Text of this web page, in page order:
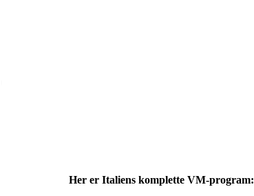
Her er Italiens komplette VM-program: